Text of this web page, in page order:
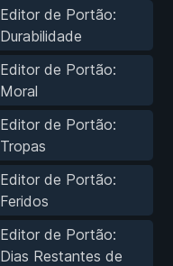
Editor de Portão:
Durabilidade
Editor de Portão:
Moral
Editor de Portão:
Tropas
Editor de Portão:
Feridos
Editor de Portão:
Dias Restantes de